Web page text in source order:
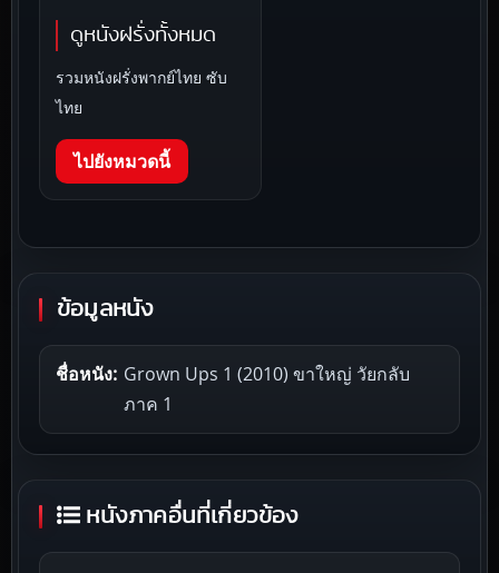
ดูหนังฝรั่งทั้งหมด
รวมหนังฝรั่งพากย์ไทย ซับ
ไทย
ไปยังหมวดนี้
ข้อมูลหนัง
ชื่อหนัง: Grown Ups 1 (2010) ขาใหญ่ วัยกลับ
ภาค 1
หนังภาคอื่นที่เกี่ยวข้อง